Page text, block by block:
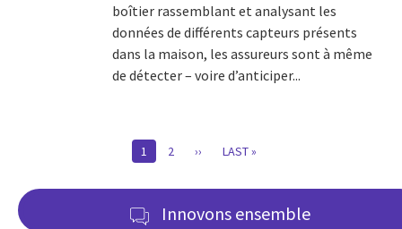
boîtier rassemblant et analysant les
données de différents capteurs présents
dans la maison, les assureurs sont à même
de détecter – voire d’anticiper...
CURRENT
1 PAGE
2
PAGE
››
DERNIÈRE
LAST »
Innovons ensemble